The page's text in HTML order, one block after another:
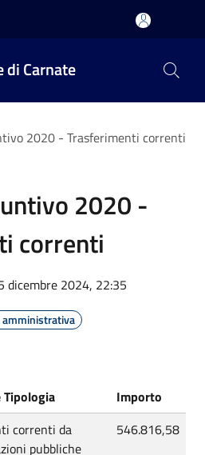
di Carnate
2020 - Trasferimenti correnti
2020 -
correnti
dicembre 2024, 22:35
amministrativa
Tipologia
Importo
correnti da
pubbliche
546.816,58